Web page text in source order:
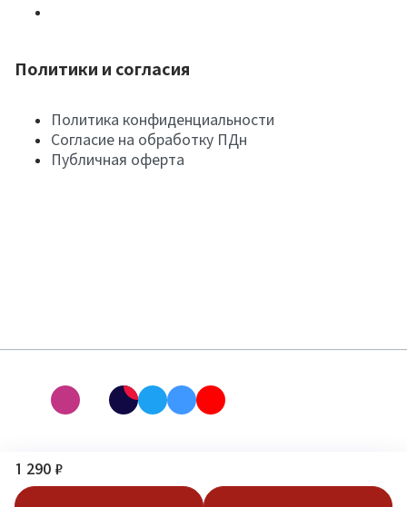
1 290 ₽
Политики и согласия
Политика конфиденциальности
Согласие на обработку ПДн
Публичная оферта